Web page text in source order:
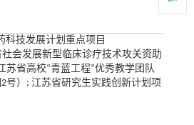
科技发展计划重点项目
社会发展新型临床诊疗技术攻关资助
苏省高校“青蓝工程”优秀教学团队
号）; 江苏省研究生实践创新计划项